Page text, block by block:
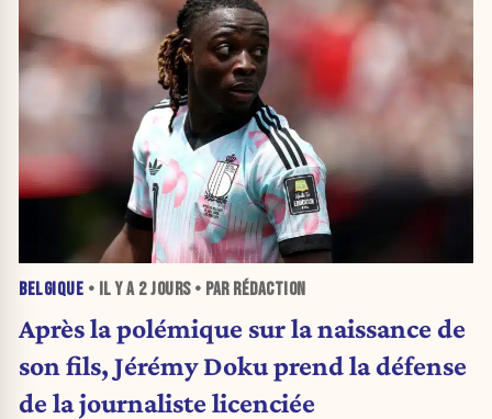
BELGIQUE • IL Y A 2 JOURS• PAR RÉDACTION
Après la polémique sur la naissance de
son fils, Jérémy Doku prend la défense
de la journaliste licenciée